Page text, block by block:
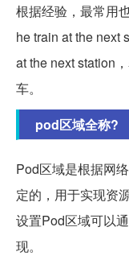
根据经验，最常用
he train at the next
at the next station
车。
pod区域全称?
Pod区域是根据网
定的，用于实现资
设置Pod区域可以
现。